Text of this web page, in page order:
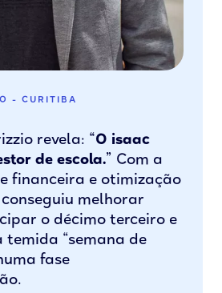
- CURITIBA
revela: “O isaac
de escola.” Com a
financeira e otimização
melhorar
o décimo terceiro e
“semana de
fase